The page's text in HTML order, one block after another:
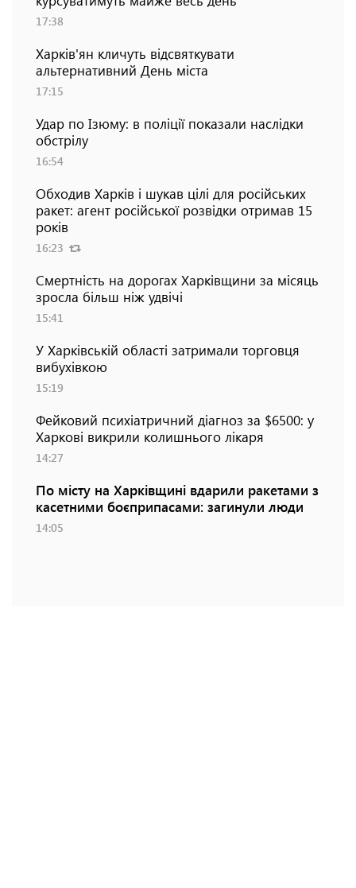
17:38
Харків'ян кличуть відсвяткувати
альтернативний День міста
17:15
Удар по Ізюму: в поліції показали наслідки
обстрілу
16:54
Обходив Харків і шукав цілі для російських
ракет: агент російської розвідки отримав 15
років
16:23
Смертність на дорогах Харківщини за місяць
зросла більш ніж удвічі
15:41
У Харківській області затримали торговця
вибухівкою
15:19
Фейковий психіатричний діагноз за $6500: у
Харкові викрили колишнього лікаря
14:27
По місту на Харківщині вдарили ракетами з
касетними боєприпасами: загинули люди
14:05